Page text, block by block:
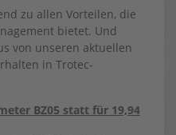
zu allen Vorteilen, die
bietet. Und
von unseren aktuellen
in Trotec-
BZ05 statt für 19,94